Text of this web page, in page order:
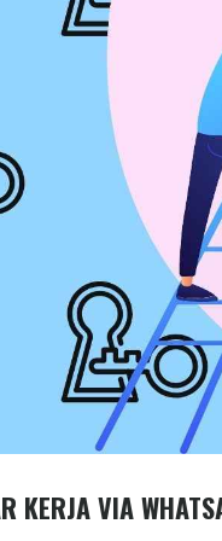
KERJA VIA